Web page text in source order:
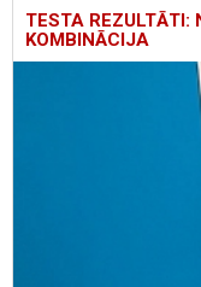
TESTA REZULTĀTI:
KOMBINĀCIJA